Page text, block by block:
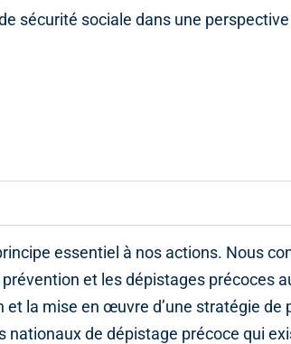
sécurité sociale dans une
essentiel à nos actions. Nous
et les dépistages précoces
et la mise en œuvre d’une stratégie
de dépistage précoce qui